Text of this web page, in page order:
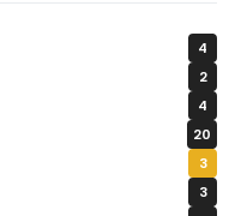
4
2
4
20
3
3